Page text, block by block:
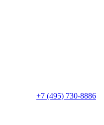
+7 (495) 730-8886